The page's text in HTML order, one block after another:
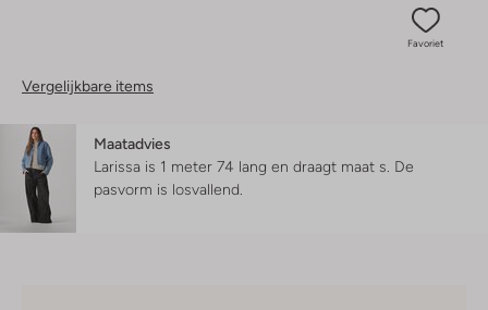
Favoriet
Vergelijkbare items
Maatadvies
Larissa is 1 meter 74 lang en draagt maat s. De
pasvorm is losvallend